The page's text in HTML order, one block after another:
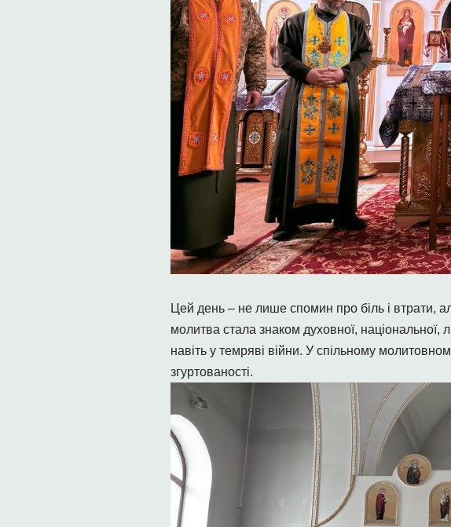
Цей день – не лише спомин про біль і втрати,
молитва стала знаком духовної, національної,
навіть у темряві війни. У спільному
згуртованості.